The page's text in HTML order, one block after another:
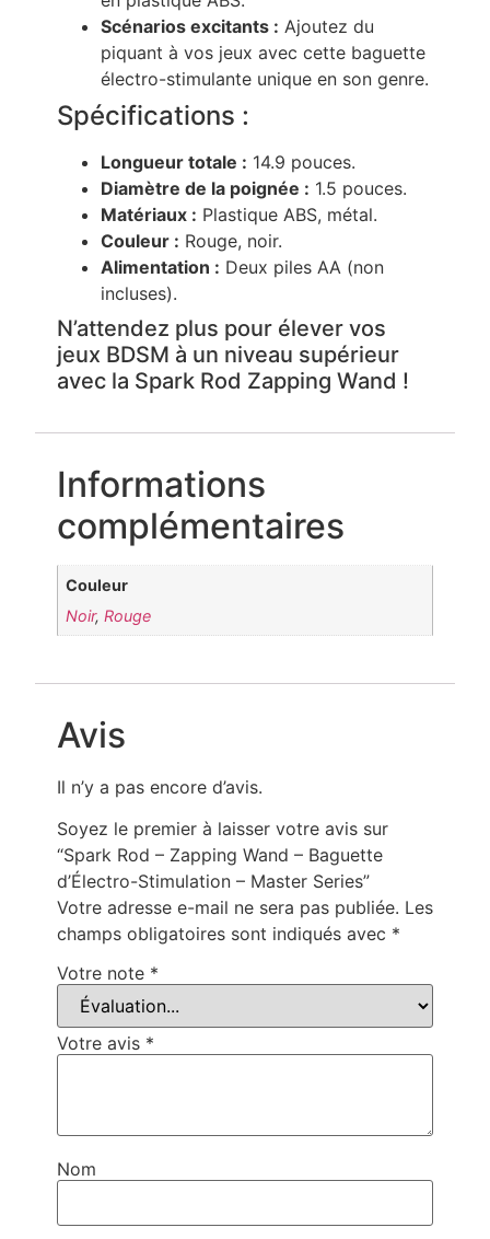
Scénarios excitants : Ajoutez du
piquant à vos jeux avec cette baguette
électro-stimulante unique en son genre.
Spécifications :
Longueur totale : 14.9 pouces.
Diamètre de la poignée : 1.5 pouces.
Matériaux : Plastique ABS, métal.
Couleur : Rouge, noir.
Alimentation : Deux piles AA (non
incluses).
N’attendez plus pour élever vos
jeux BDSM à un niveau supérieur
avec la Spark Rod Zapping Wand !
Informations
complémentaires
Couleur
Noir,Rouge
Avis
Il n’y a pas encore d’avis.
Soyez le premier à laisser votre avis sur
“Spark Rod – Zapping Wand – Baguette
d’Électro-Stimulation – Master Series”
Votre adresse e-mail ne sera pas publiée. Les
champs obligatoires sont indiqués avec *
Votre note *
Votre avis *
Nom